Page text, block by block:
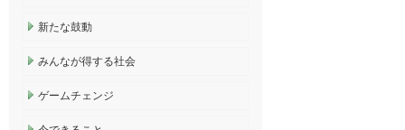
新たな鼓動
みんなが得する社会
ゲームチェンジ